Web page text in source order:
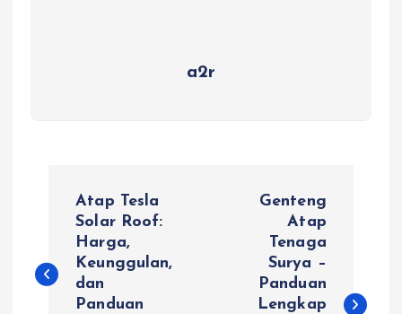
a2r
s
Atap Tesla
Solar Roof:
Harga,
Keunggulan,
dan
Panduan
Genteng
Atap
Tenaga
Surya –
Panduan
Lengkap